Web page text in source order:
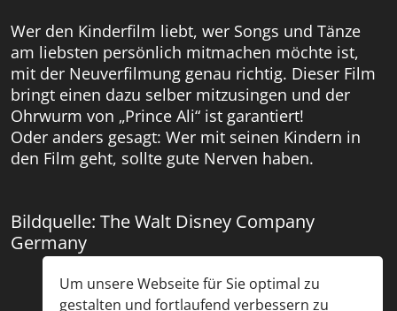
Um unsere Webseite für Sie optimal zu
gestalten und fortlaufend verbessern zu
Wer den Kinderfilm liebt, wer Songs und Tänze
am liebsten persönlich mitmachen möchte ist,
mit der Neuverfilmung genau richtig. Dieser Film
bringt einen dazu selber mitzusingen und der
Ohrwurm von „Prince Ali“ ist garantiert!
Oder anders gesagt: Wer mit seinen Kindern in
den Film geht, sollte gute Nerven haben.
Bildquelle: The Walt Disney Company
Germany